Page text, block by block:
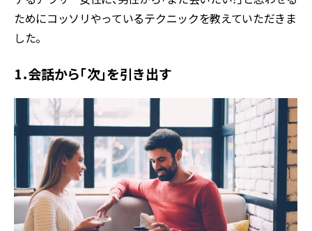
ためにコッソリやっているテクニックを教えていただきま
した。
1．会話から「次」を引き出す